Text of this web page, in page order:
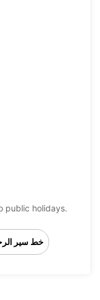
public holidays.
خط سير